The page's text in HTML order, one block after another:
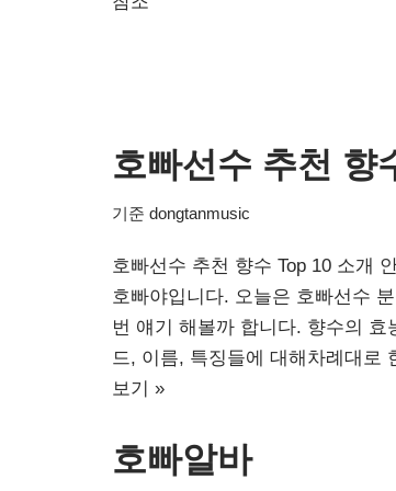
호빠선수 추천 향
기준 dongtanmusic
호빠선수 추천 향수 Top 10 소개
호빠야입니다. 오늘은 호빠선수
번 얘기 해볼까 합니다. 향수의
드, 이름, 특징들에 대해차례대로
보기 »
호빠알바